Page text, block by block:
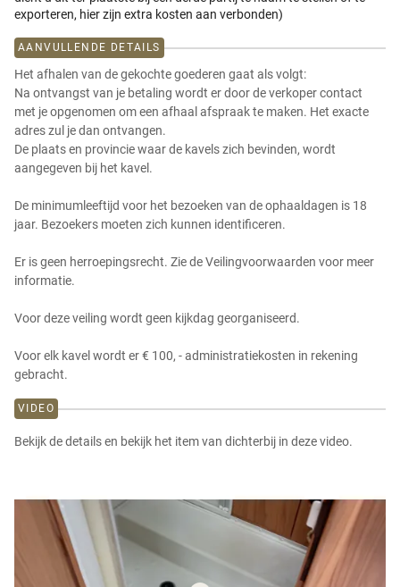
exporteren, hier zijn extra kosten aan verbonden)
AANVULLENDE DETAILS
Het afhalen van de gekochte goederen gaat als volgt:
Na ontvangst van je betaling wordt er door de verkoper contact
met je opgenomen om een afhaal afspraak te maken. Het exacte
adres zul je dan ontvangen.
De plaats en provincie waar de kavels zich bevinden, wordt
aangegeven bij het kavel.
De minimumleeftijd voor het bezoeken van de ophaaldagen is 18
jaar. Bezoekers moeten zich kunnen identificeren.
Er is geen herroepingsrecht. Zie de Veilingvoorwaarden voor meer
informatie.
Voor deze veiling wordt geen kijkdag georganiseerd.
Voor elk kavel wordt er € 100, - administratiekosten in rekening
gebracht.
VIDEO
Bekijk de details en bekijk het item van dichterbij in deze video.